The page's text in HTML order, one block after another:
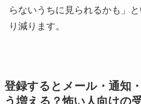
らないうちに見られるかも」
り減ります。
登録するとメール・通知
う増える？怖い人向けの